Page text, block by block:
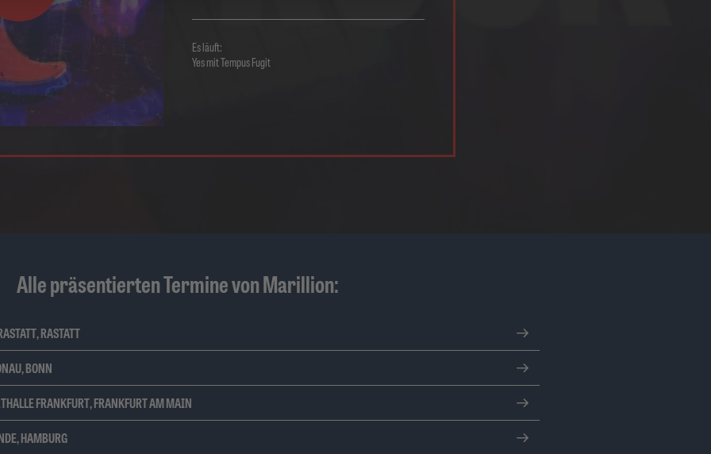
Es läuft:
Yes mit Tempus Fugit
Alle präsentierten Termine von Marillion:
RASTATT
BONN
FRANKFURT, FRANKFURT AM MAIN
HAMBURG